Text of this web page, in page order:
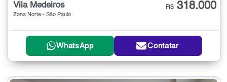
Vila Medeiros
Zona Norte - São Paulo
R$ 318.000
WhatsApp Contatar